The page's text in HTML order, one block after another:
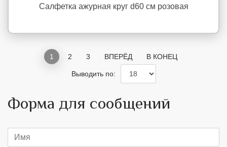
Салфетка ажурная круг d60 см розовая
1 2 3 ВПЕРЁД В КОНЕЦ
Выводить по:
Форма для сообщений